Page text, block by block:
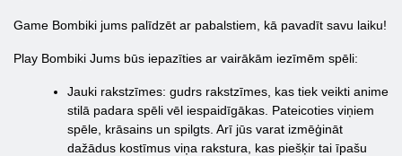
Game Bombiki jums palīdzēt ar pabalstiem, kā pavadīt savu laiku!
Play Bombiki Jums būs iepazīties ar vairākām iezīmēm spēli:
Jauki rakstzīmes: gudrs rakstzīmes, kas tiek veikti anime
stilā padara spēli vēl iespaidīgākas. Pateicoties viņiem
spēle, krāsains un spilgts. Arī jūs varat izmēģināt
dažādus kostīmus viņa rakstura, kas piešķir tai īpašu